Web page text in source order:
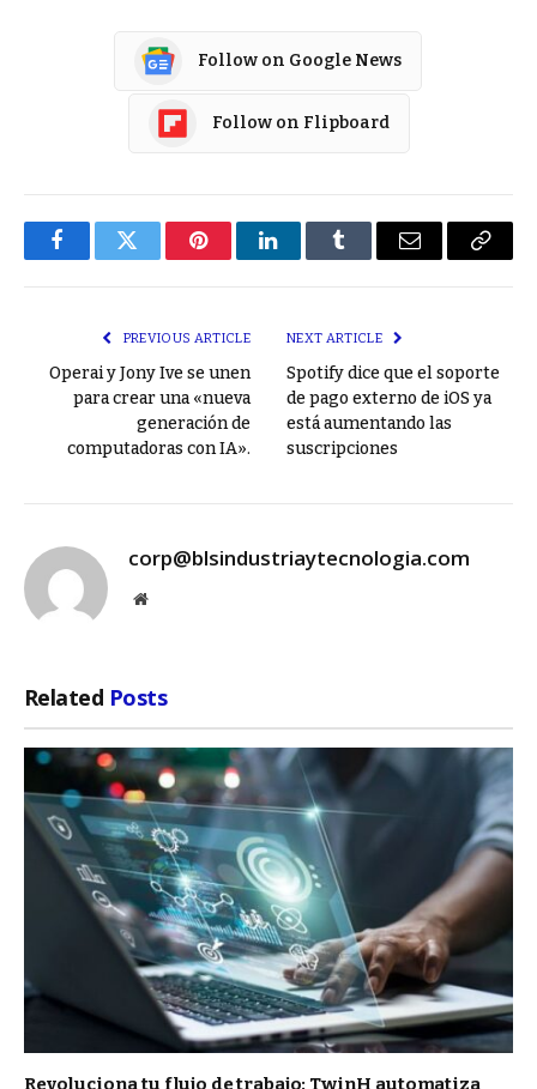
Follow on Google News
Follow on Flipboard
FacebookTwitter PinterestLinkedInTumblr Email
Copy
PREVIOUS ARTICLE
Operai y Jony Ive se unen
para crear una «nueva
generación de
computadoras con IA».
NEXT ARTICLE
Spotify dice que el soporte
de pago externo de iOS ya
está aumentando las
suscripciones
corp@blsindustriaytecnologia.com
Website
Related Posts
Revoluciona tu flujo de trabajo: TwinH automatiza